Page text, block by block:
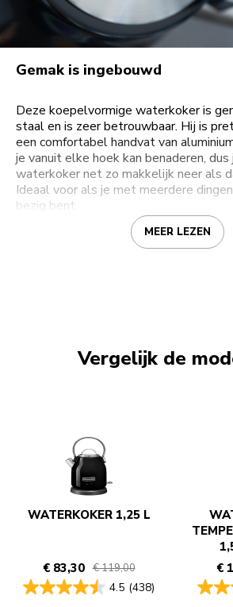
Gemak is ingebouwd
Deze koepelvormige waterkoker is
staal en is zeer betrouwbaar. Hij is
een comfortabel handvat van
je vanuit elke hoek kan benaderen,
waterkoker net zo makkelijk neer als
Ideaal voor als je met meerdere
bezig bent.
MEER LEZEN
Vergelijk de
WATERKOKER 1,25 L
€ 83,30 € 119,00
4.5 (438)
€